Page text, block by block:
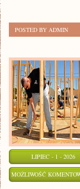
POSTED BY ADMIN
LIPIEC - 1 - 2026
MOŻLIWOŚĆ